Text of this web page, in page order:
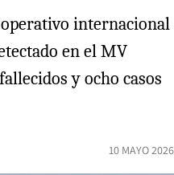
internacional
en el MV
y ocho casos
10 MAYO 2026